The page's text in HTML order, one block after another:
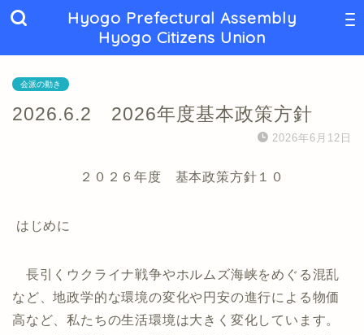
Hyogo Prefectural Assembly
Hyogo Citizens Union
会派の動き
2026.6.2 2026年度基本政策方針
2026年6月12日
２０２６年度 基本政策方針１０
はじめに
長引くウクライナ戦争やホルムズ海峡をめぐる混乱
など、地政学的な環境の変化や円安の進行による物価
高など、私たちの生活環境は大きく変化しています。